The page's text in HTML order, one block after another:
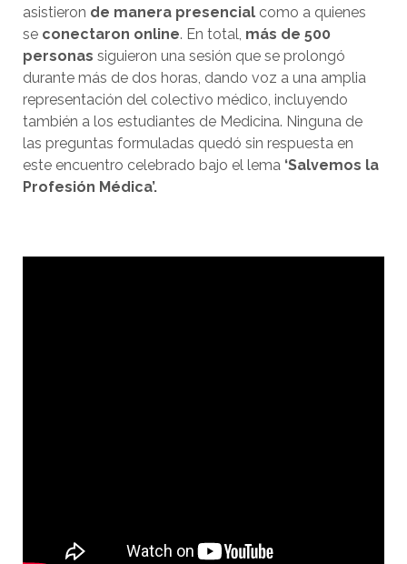
asistieron de manera presencial como a quienes
se conectaron online. En total, más de 500
personas siguieron una sesión que se prolongó
durante más de dos horas, dando voz a una amplia
representación del colectivo médico, incluyendo
también a los estudiantes de Medicina. Ninguna de
las preguntas formuladas quedó sin respuesta en
este encuentro celebrado bajo el lema ‘Salvemos la
Profesión Médica’.